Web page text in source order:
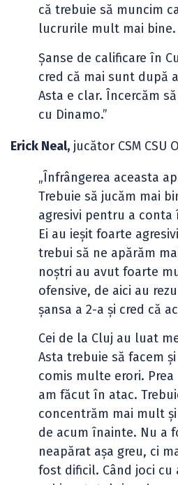
că trebuie să muncim
lucrurile mult mai bine.
Șanse de calificare în
cred că mai sunt după
Asta e clar. Încercăm
cu Dinamo.”
Erick Neal, jucător CSM CSU
„Înfrângerea aceasta
Trebuie să jucăm mai
agresivi pentru a
Ei au ieșit foarte
trebui să ne apărăm
noștri au avut foarte
ofensive, de aici au
șansa a 2-a și cred că
Cei de la Cluj au luat
Asta trebuie să facem
comis multe erori.
am făcut în atac.
concentrăm mai mult
de acum înainte. Nu a
neapărat așa greu, ci
fost dificil. Când joci cu